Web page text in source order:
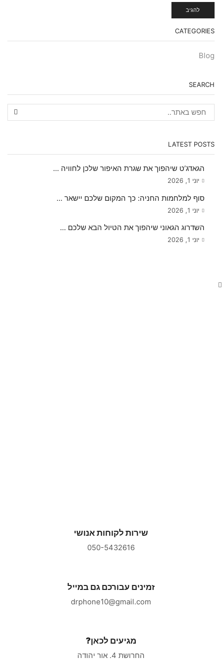
CATEGORIES
Blog
SEARCH
LATEST POSTS
הגאדג’ט שיהפוך את שגרת האיפור שלכן לחוויה ...
יוני 1, 2026
סוף למלחמות החניה: כך המקום שלכם יישאר ...
יוני 1, 2026
השדרוג הגאוני שיהפוך את הטיול הבא שלכם ...
יוני 1, 2026
שירות לקוחות אנושי
050-5432616
זמינים עבורכם גם במייל
drphone10@gmail.com
מגיעים לכאן?
החרושת 4. אור יהודה